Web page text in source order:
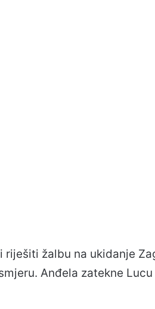
riješiti žalbu na ukidanje
Anđela zatekne